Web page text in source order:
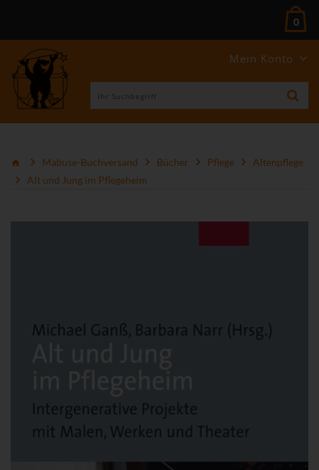
Mein Konto
0
Mabuse-Buchversand Bücher Pflege
Altenpflege
Alt und Jung im Pflegeheim